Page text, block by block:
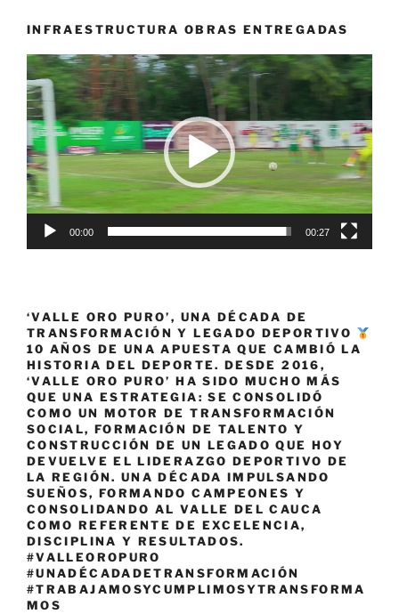
INFRAESTRUCTURA OBRAS ENTREGADAS
Reproductor
de
vídeo
00:00 00:27
‘VALLE ORO PURO’, UNA DÉCADA DE
TRANSFORMACIÓN Y LEGADO DEPORTIVO
10 AÑOS DE UNA APUESTA QUE CAMBIÓ LA
HISTORIA DEL DEPORTE. DESDE 2016,
‘VALLE ORO PURO’ HA SIDO MUCHO MÁS
QUE UNA ESTRATEGIA: SE CONSOLIDÓ
COMO UN MOTOR DE TRANSFORMACIÓN
SOCIAL, FORMACIÓN DE TALENTO Y
CONSTRUCCIÓN DE UN LEGADO QUE HOY
DEVUELVE EL LIDERAZGO DEPORTIVO DE
LA REGIÓN. UNA DÉCADA IMPULSANDO
SUEÑOS, FORMANDO CAMPEONES Y
CONSOLIDANDO AL VALLE DEL CAUCA
COMO REFERENTE DE EXCELENCIA,
DISCIPLINA Y RESULTADOS.
#VALLEOROPURO
#UNADÉCADADETRANSFORMACIÓN
#TRABAJAMOSYCUMPLIMOSYTRANSFORMA
MOS